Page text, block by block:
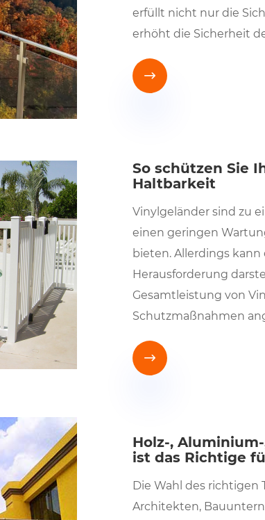
erfüllt nicht nur die
erhöht die Sicherheit

So schützen Sie
Haltbarkeit
Vinylgeländer sind zu
einen geringen
bieten. Allerdings
Herausforderung
Gesamtleistung von
Schutzmaßnahmen

Holz-,
ist das Richtige
Die Wahl des richtigen
Architekten,